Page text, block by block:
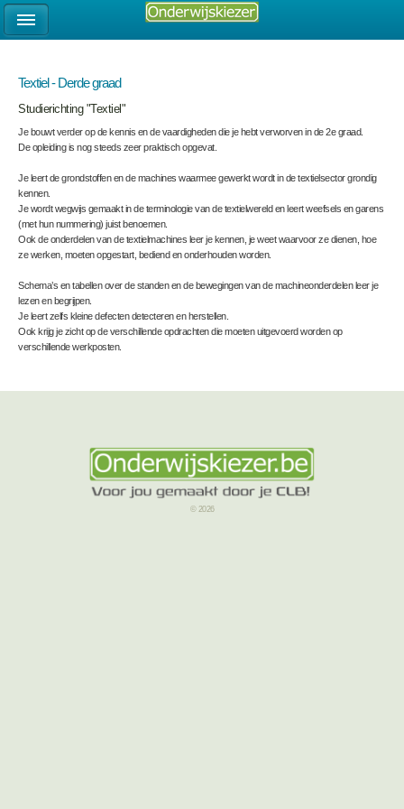
Textiel - Derde graad
Studierichting "Textiel"
Je bouwt verder op de kennis en de vaardigheden die je hebt verworven in de 2e graad.
De opleiding is nog steeds zeer praktisch opgevat.
Je leert de grondstoffen en de machines waarmee gewerkt wordt in de textielsector grondig
kennen.
Je wordt wegwijs gemaakt in de terminologie van de textielwereld en leert weefsels en garens
(met hun nummering) juist benoemen.
Ook de onderdelen van de textielmachines leer je kennen, je weet waarvoor ze dienen, hoe
ze werken, moeten opgestart, bediend en onderhouden worden.
Schema’s en tabellen over de standen en de bewegingen van de machineonderdelen leer je
lezen en begrijpen.
Je leert zelfs kleine defecten detecteren en herstellen.
Ook krijg je zicht op de verschillende opdrachten die moeten uitgevoerd worden op
verschillende werkposten.
© 2026